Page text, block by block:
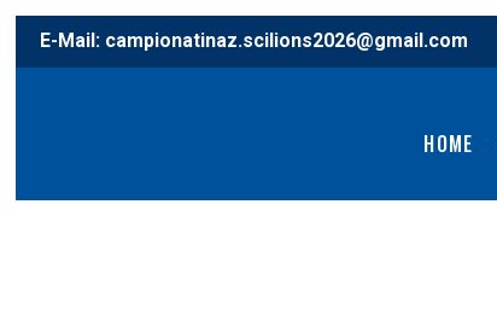
E-Mail: campionatinaz.scilions2026@gmail.com
HOME